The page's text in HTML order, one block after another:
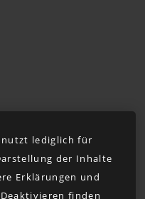
nutzt lediglich für
der Inhalte
Erklärungen und
finden